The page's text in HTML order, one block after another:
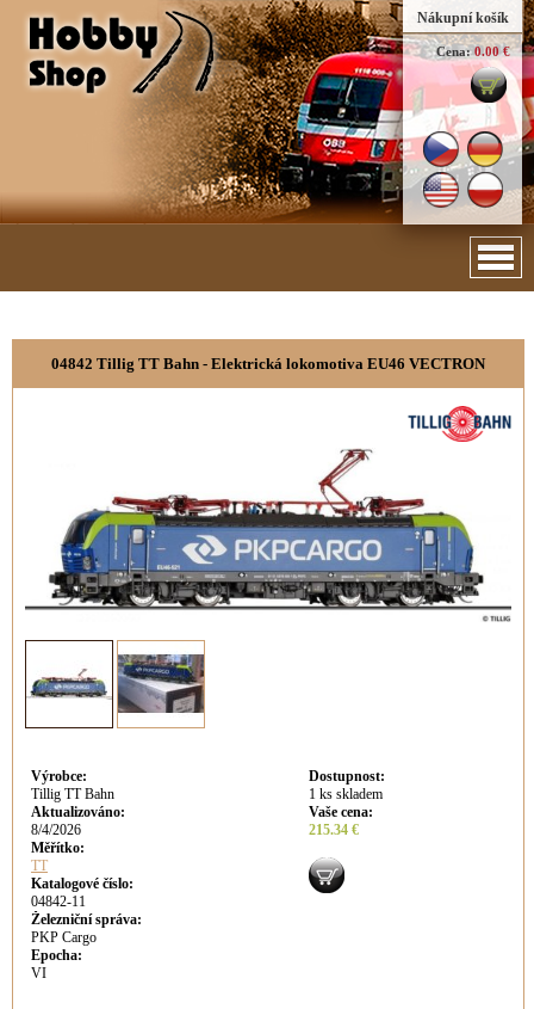
Nákupní košík
Cena: 0.00 €
04842 Tillig TT Bahn - Elektrická lokomotiva EU46 VECTRON
Výrobce:
Tillig TT Bahn
Aktualizováno:
8/4/2026
Měřítko:
TT
Katalogové číslo:
04842-11
Železniční správa:
PKP Cargo
Epocha:
VI
Dostupnost:
1 ks skladem
Vaše cena:
215.34 €